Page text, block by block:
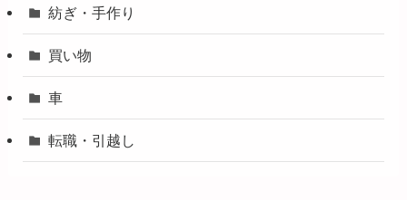
紡ぎ・手作り
買い物
車
転職・引越し